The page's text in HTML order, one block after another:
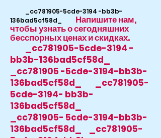
_cc781905-5cde-3194 -bb3b-
136bad5cf58d_
Напишите нам,
чтобы узнать о сегодняшних
бесспорных ценах и скидках.
_cc781905-5cde-3194 -
bb3b-136bad5cf58d_
_cc781905 -5cde-3194-bb3b-
136bad5cf58d_ _cc781905-
5cde-3194- bb3b-
136bad5cf58d_
_cc781905- 5cde-3194-bb3b-
136bad5cf58d_ _cc781905-